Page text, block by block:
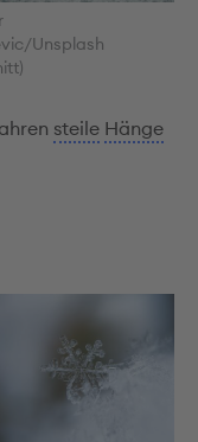
Unsplash
steile Hänge